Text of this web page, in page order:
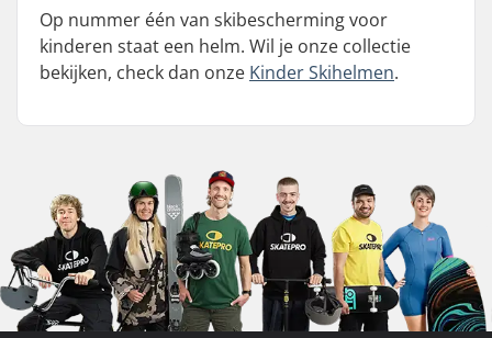
Op nummer één van skibescherming voor
kinderen staat een helm. Wil je onze collectie
bekijken, check dan onze Kinder Skihelmen.